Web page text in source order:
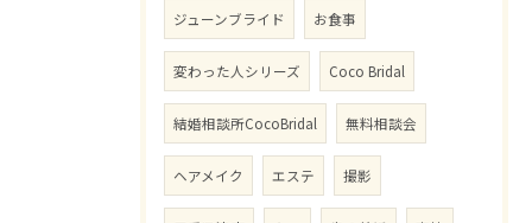
ジューンブライド お食事
変わった人シリーズ Coco Bridal
結婚相談所CocoBridal 無料相談会
ヘアメイク エステ 撮影